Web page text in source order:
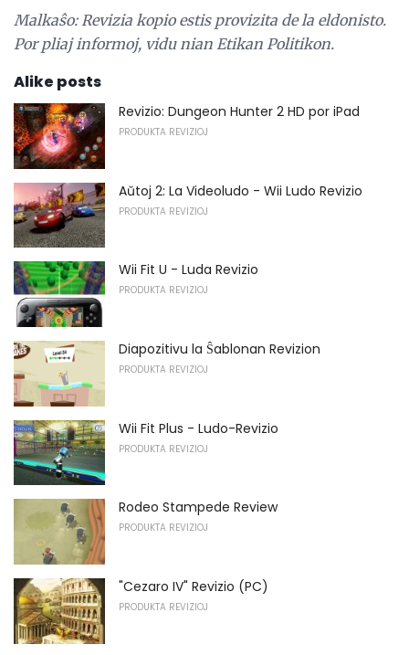
Malkaŝo: Revizia kopio estis provizita de la eldonisto.
Por pliaj informoj, vidu nian Etikan Politikon.
Alike posts
Revizio: Dungeon Hunter 2 HD por iPad
PRODUKTA REVIZIOJ
Aŭtoj 2: La Videoludo - Wii Ludo Revizio
PRODUKTA REVIZIOJ
Wii Fit U - Luda Revizio
PRODUKTA REVIZIOJ
Diapozitivu la Ŝablonan Revizion
PRODUKTA REVIZIOJ
Wii Fit Plus - Ludo-Revizio
PRODUKTA REVIZIOJ
Rodeo Stampede Review
PRODUKTA REVIZIOJ
"Cezaro IV" Revizio (PC)
PRODUKTA REVIZIOJ